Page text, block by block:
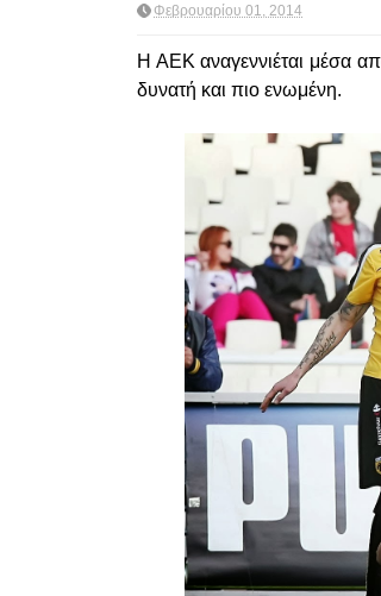
Φεβρουαρίου 01, 2014
Η ΑΕΚ αναγεννιέται μέσα
δυνατή και πιο ενωμένη.